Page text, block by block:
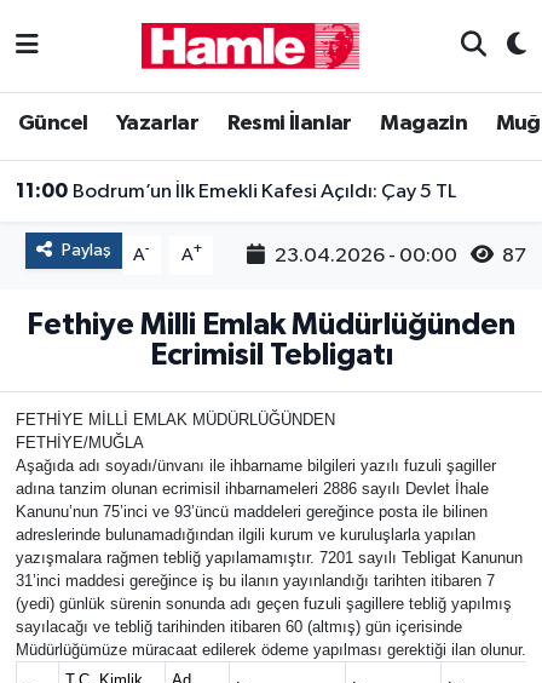
Güncel Yazarlar Resmi İlanlar Magazin
11:00 Bodrum’un İlk Emekli Kafesi Açıldı: Çay 5 TL
Paylaş A- A+ 23.04.2026 - 00:00 87
Fethiye Milli Emlak Müdürlüğünden
Ecrimisil Tebligatı
FETHİYE MİLLİ EMLAK MÜDÜRLÜĞÜNDEN
FETHİYE/MUĞLA
Aşağıda adı soyadı/ünvanı ile ihbarname bilgileri yazılı fuzuli şagiller
adına tanzim olunan ecrimisil ihbarnameleri 2886 sayılı Devlet İhale
Kanunu’nun 75’inci ve 93’üncü maddeleri gereğince posta ile bilinen
adreslerinde bulunamadığından ilgili kurum ve kuruluşlarla yapılan
yazışmalara rağmen tebliğ yapılamamıştır. 7201 sayılı Tebligat Kanunun
31’inci maddesi gereğince iş bu ilanın yayınlandığı tarihten itibaren 7
(yedi) günlük sürenin sonunda adı geçen fuzuli şagillere tebliğ yapılmış
sayılacağı ve tebliğ tarihinden itibaren 60 (altmış) gün içerisinde
Müdürlüğümüze müracaat edilerek ödeme yapılması gerektiği ilan olunur.
Güncel
Muğla Haber
Muğla Nöbetçi Eczaneler
Süper Lig Puan Durumu ve Fikstür
Son Dakika Haberleri
Haber Arşivi